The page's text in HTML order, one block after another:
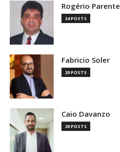
Rogério Parente
24 POSTS
Fabricio Soler
20 POSTS
Caio Davanzo
20 POSTS